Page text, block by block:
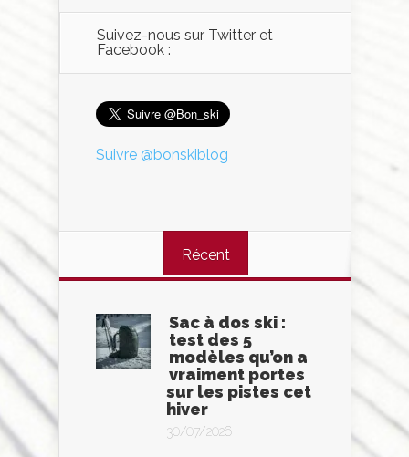
Suivez-nous sur Twitter et
Facebook :
Suivre @bonskiblog
Récent
Sac à dos ski :
test des 5
modèles qu’on a
vraiment portes
sur les pistes cet
hiver
30/07/2026